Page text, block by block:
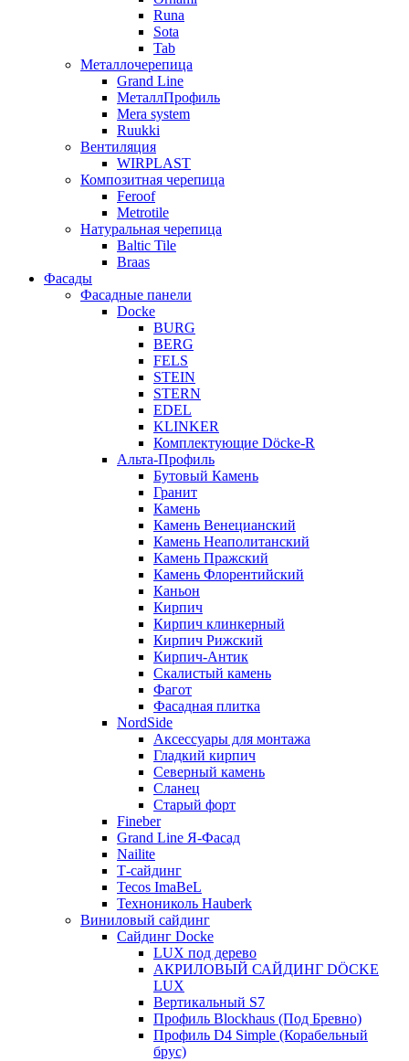
Runa
Sota
Tab
Металлочерепица
Grand Line
МеталлПрофиль
Mera system
Ruukki
Вентиляция
WIRPLAST
Композитная черепица
Feroof
Metrotile
Натуральная черепица
Baltic Tile
Braas
Фасады
Фасадные панели
Docke
BURG
BERG
FELS
STEIN
STERN
EDEL
KLINKER
Комплектующие Döcke-R
Альта-Профиль
Бутовый Камень
Гранит
Камень
Камень Венецианский
Камень Неаполитанский
Камень Пражский
Камень Флорентийский
Каньон
Кирпич
Кирпич клинкерный
Кирпич Рижский
Кирпич-Антик
Скалистый камень
Фагот
Фасадная плитка
NordSide
Аксессуары для монтажа
Гладкий кирпич
Северный камень
Сланец
Старый форт
Fineber
Grand Line Я-Фасад
Nailite
Т-сайдинг
Tecos ImaBeL
Технониколь Hauberk
Виниловый сайдинг
Сайдинг Docke
LUX под дерево
АКРИЛОВЫЙ САЙДИНГ DÖCKE
LUX
Вертикальный S7
Профиль Blockhaus (Под Бревно)
Профиль D4 Simple (Корабельный
брус)